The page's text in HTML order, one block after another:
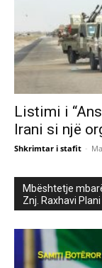
Listimi i
Irani si një
Shkrimtar i stafit -
Mbështetje
Znj. Raxhavi